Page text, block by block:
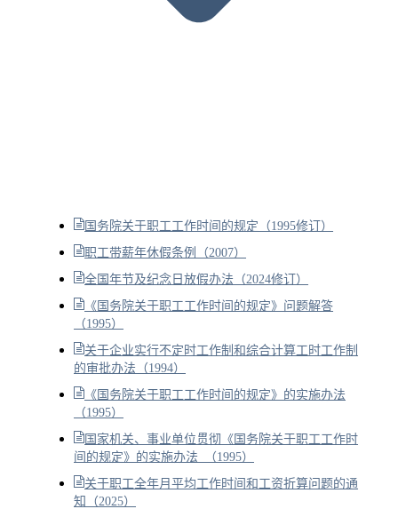
国务院关于职工工作时间的规定（1995修订）
职工带薪年休假条例（2007）
全国年节及纪念日放假办法（2024修订）
《国务院关于职工工作时间的规定》问题解答
（1995）
关于企业实行不定时工作制和综合计算工时工作制
的审批办法（1994）
《国务院关于职工工作时间的规定》的实施办法
（1995）
国家机关、事业单位贯彻《国务院关于职工工作时
间的规定》的实施办法 （1995）
关于职工全年月平均工作时间和工资折算问题的通
知（2025）